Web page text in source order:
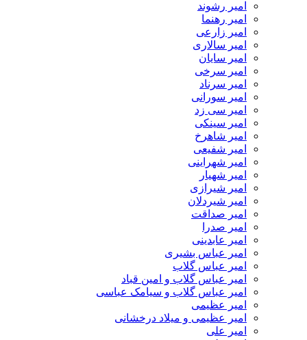
امیر رشوند
امیر رهنما
امیر زارعی
امیر سالاری
امیر سایان
امیر سرخی
امیر سرناد
امیر سورانی
امیر سی زد
امیر سینکی
امیر شاهرخ
امیر شفیعی
امیر شهراینی
امیر شهیار
امیر شیرازی
امیر شیردلان
امیر صداقت
امیر صدرا
امیر عابدینی
امیر عباس بشیری
امیر عباس گلاب
امیر عباس گلاب و امین قباد
امیر عباس گلاب و سیامک عباسی
امیر عظیمی
امیر عظیمی و میلاد درخشانی
امیر علی